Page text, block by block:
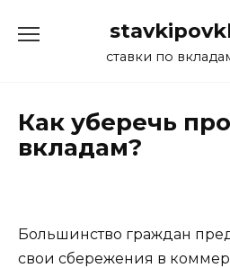
ставки по
Как уберечь
вкладам?
Большинство граждан
свои сбережения в